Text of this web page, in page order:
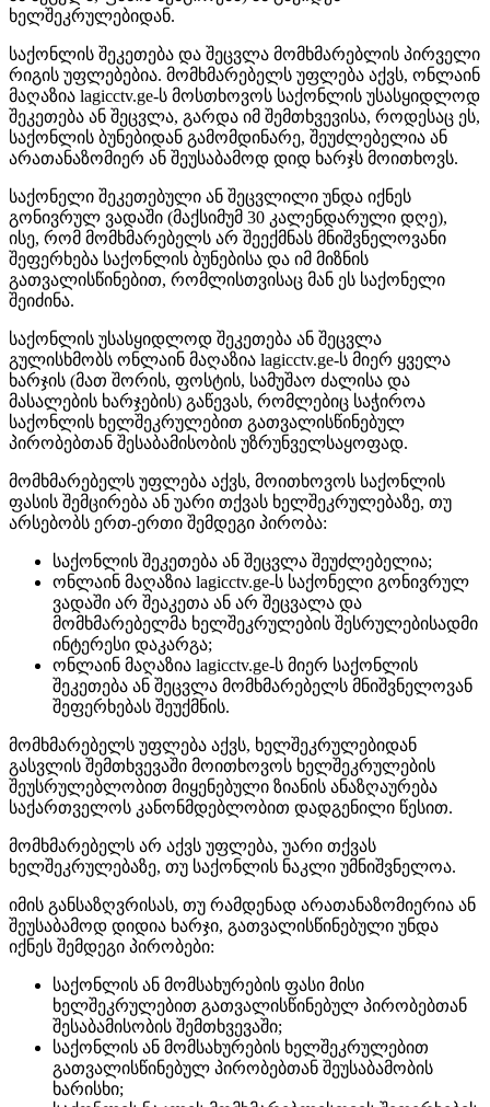
ხელშეკრულებიდან.
საქონლის შეკეთება და შეცვლა მომხმარებლის პირველი
რიგის უფლებებია. მომხმარებელს უფლება აქვს, ონლაინ
მაღაზია lagicctv.ge-ს მოსთხოვოს საქონლის უსასყიდლოდ
შეკეთება ან შეცვლა, გარდა იმ შემთხვევისა, როდესაც ეს,
საქონლის ბუნებიდან გამომდინარე, შეუძლებელია ან
არათანაზომიერ ან შეუსაბამოდ დიდ ხარჯს მოითხოვს.
საქონელი შეკეთებული ან შეცვლილი უნდა იქნეს
გონივრულ ვადაში (მაქსიმუმ 30 კალენდარული დღე),
ისე, რომ მომხმარებელს არ შეექმნას მნიშვნელოვანი
შეფერხება საქონლის ბუნებისა და იმ მიზნის
გათვალისწინებით, რომლისთვისაც მან ეს საქონელი
შეიძინა.
საქონლის უსასყიდლოდ შეკეთება ან შეცვლა
გულისხმობს ონლაინ მაღაზია lagicctv.ge-ს მიერ ყველა
ხარჯის (მათ შორის, ფოსტის, სამუშაო ძალისა და
მასალების ხარჯების) გაწევას, რომლებიც საჭიროა
საქონლის ხელშეკრულებით გათვალისწინებულ
პირობებთან შესაბამისობის უზრუნველსაყოფად.
მომხმარებელს უფლება აქვს, მოითხოვოს საქონლის
ფასის შემცირება ან უარი თქვას ხელშეკრულებაზე, თუ
არსებობს ერთ-ერთი შემდეგი პირობა:
საქონლის შეკეთება ან შეცვლა შეუძლებელია;
ონლაინ მაღაზია lagicctv.ge-ს საქონელი გონივრულ
ვადაში არ შეაკეთა ან არ შეცვალა და
მომხმარებელმა ხელშეკრულების შესრულებისადმი
ინტერესი დაკარგა;
ონლაინ მაღაზია lagicctv.ge-ს მიერ საქონლის
შეკეთება ან შეცვლა მომხმარებელს მნიშვნელოვან
შეფერხებას შეუქმნის.
მომხმარებელს უფლება აქვს, ხელშეკრულებიდან
გასვლის შემთხვევაში მოითხოვოს ხელშეკრულების
შეუსრულებლობით მიყენებული ზიანის ანაზღაურება
საქართველოს კანონმდებლობით დადგენილი წესით.
მომხმარებელს არ აქვს უფლება, უარი თქვას
ხელშეკრულებაზე, თუ საქონლის ნაკლი უმნიშვნელოა.
იმის განსაზღვრისას, თუ რამდენად არათანაზომიერია ან
შეუსაბამოდ დიდია ხარჯი, გათვალისწინებული უნდა
იქნეს შემდეგი პირობები:
საქონლის ან მომსახურების ფასი მისი
ხელშეკრულებით გათვალისწინებულ პირობებთან
შესაბამისობის შემთხვევაში;
საქონლის ან მომსახურების ხელშეკრულებით
გათვალისწინებულ პირობებთან შეუსაბამობის
ხარისხი;